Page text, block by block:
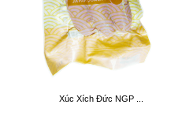
Xúc Xích Đức NGP ...